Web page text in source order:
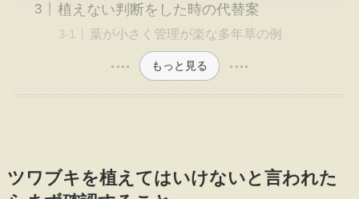
植えない判断をした時の代替案
葉が小さく管理が楽な多年草の例
もっと見る
ツワブキを植えてはいけないと言われた